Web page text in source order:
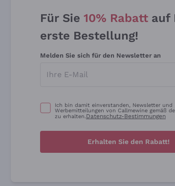
Für Sie 10% Rabatt auf
erste Bestellung!
Melden Sie sich für den Newsletter an
Ich bin damit einverstanden, Newsletter und
Werbemitteilungen von Callmewine gemäß
zu erhalten.Datenschutz-Bestimmungen
Erhalten Sie den Rabatt!